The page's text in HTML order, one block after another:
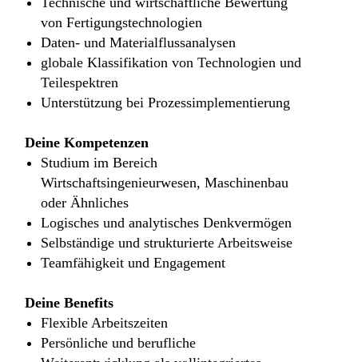
von Fertigungstechnologien
Daten- und Materialflussanalysen
globale Klassifikation von Technologien und
Teilespektren
Unterstützung bei Prozessimplementierung
Deine Kompetenzen
Studium im Bereich
Wirtschaftsingenieurwesen, Maschinenbau
oder Ähnliches
Logisches und analytisches Denkvermögen
Selbständige und strukturierte Arbeitsweise
Teamfähigkeit und Engagement
Deine Benefits
Flexible Arbeitszeiten
Persönliche und berufliche